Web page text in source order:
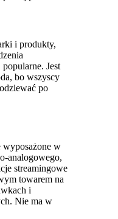
i produkty,
Jest
bo wszyscy
po
wyposażone w
analogowego,
streamingowe
towarem na
i
Nie ma w